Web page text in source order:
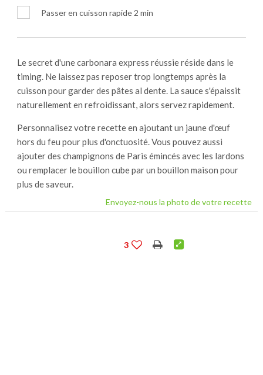
Passer en cuisson rapide 2 min
Le secret d'une carbonara express réussie réside dans le
timing. Ne laissez pas reposer trop longtemps après la
cuisson pour garder des pâtes al dente. La sauce s'épaissit
naturellement en refroidissant, alors servez rapidement.
Personnalisez votre recette en ajoutant un jaune d'œuf
hors du feu pour plus d'onctuosité. Vous pouvez aussi
ajouter des champignons de Paris émincés avec les lardons
ou remplacer le bouillon cube par un bouillon maison pour
plus de saveur.
Envoyez-nous la photo de votre recette
3